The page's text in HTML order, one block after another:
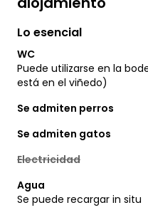
Lo esencial
WC
Puede utilizarse en la
está en el viñedo)
Se admiten perros
Se admiten gatos
Electricidad
Agua
Se puede recargar in situ